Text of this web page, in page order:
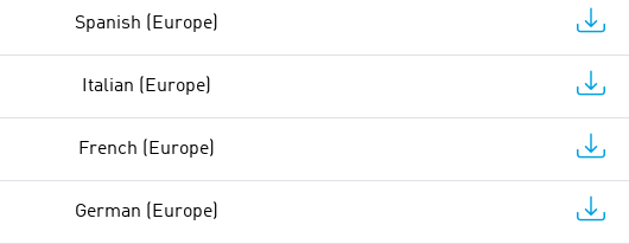
Spanish (Europe)
Italian (Europe)
French (Europe)
German (Europe)